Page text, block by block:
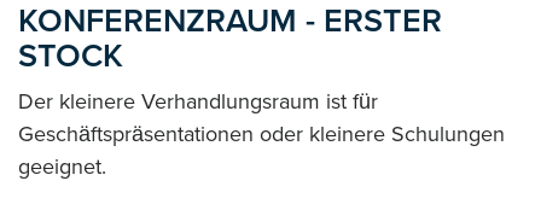
KONFERENZRAUM - ERSTER
STOCK
Der kleinere Verhandlungsraum ist für
Geschäftspräsentationen oder kleinere Schulungen
geeignet.